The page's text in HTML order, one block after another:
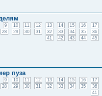
9 10 11 12 13 14 15 16
17
28 29 30 31 32 33 34 35
36
41
42 43 44 45
пуза
9 10 11 12 13 14 15 16
17
28 29 30 31 32 33 34 35
36
41